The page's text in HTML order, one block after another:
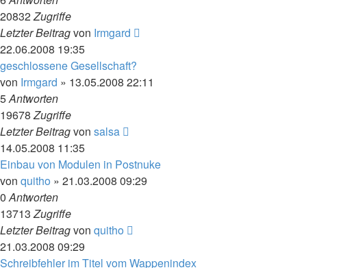
20832Zugriffe
Letzter Beitragvon Irmgard
22.06.2008 19:35
geschlossene Gesellschaft?
von Irmgard » 13.05.2008 22:11
5Antworten
19678Zugriffe
Letzter Beitragvon salsa
14.05.2008 11:35
Einbau von Modulen in Postnuke
von quitho » 21.03.2008 09:29
0Antworten
13713Zugriffe
Letzter Beitragvon quitho
21.03.2008 09:29
Schreibfehler im Titel vom Wappenindex